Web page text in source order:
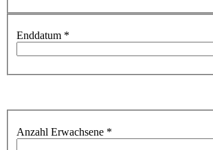
Enddatum *
Anzahl Erwachsene *